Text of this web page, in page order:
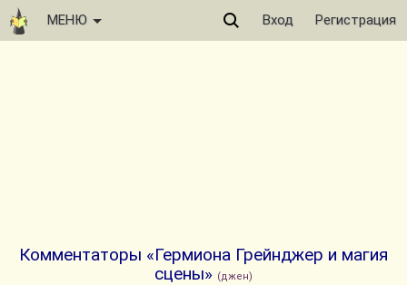
МЕНЮ Вход Регистрация
Комментаторы «Гермиона Грейнджер и магия
сцены» (джен)